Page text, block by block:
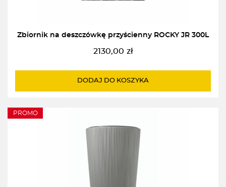
Zbiornik na deszczówkę przyścienny ROCKY JR 300L
2130,00 zł
DODAJ DO KOSZYKA
PROMO